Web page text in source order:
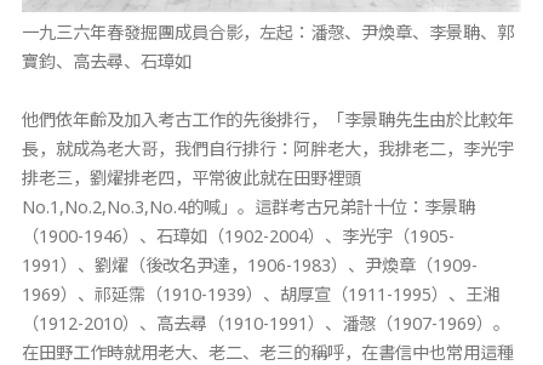
一九三六年春發掘團成員合影，左起：潘愨、尹煥章、李景聃、郭
寶鈞、高去尋、石璋如
他們依年齡及加入考古工作的先後排行，「李景聃先生由於比較年
長，就成為老大哥，我們自行排行：阿胖老大，我排老二，李光宇
排老三，劉燿排老四，平常彼此就在田野裡頭
No.1,No.2,No.3,No.4的喊」。這群考古兄弟計十位：李景聃
（1900-1946）、石璋如（1902-2004）、李光宇（1905-
1991）、劉燿（後改名尹達，1906-1983）、尹煥章（1909-
1969）、祁延霈（1910-1939）、胡厚宣（1911-1995）、王湘
（1912-2010）、高去尋（1910-1991）、潘愨（1907-1969）。
在田野工作時就用老大、老二、老三的稱呼，在書信中也常用這種